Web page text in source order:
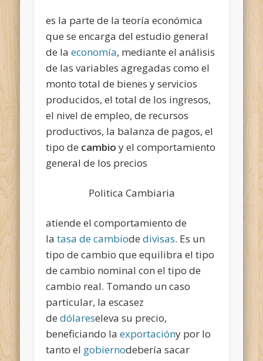
es la parte de la teoría económica
que se encarga del estudio general
de laeconomía, mediante el análisis
de las variables agregadas como el
monto total de bienes y servicios
producidos, el total de los ingresos,
el nivel de empleo, de recursos
productivos, la balanza de pagos, el
tipo de cambio y el comportamiento
general de los precios
Politica Cambiaria
atiende el comportamiento de
latasa de cambiodedivisas. Es un
tipo de cambio que equilibra el tipo
de cambio nominal con el tipo de
cambio real. Tomando un caso
particular, la escasez
dedólareseleva su precio,
beneficiando laexportacióny por lo
tanto el gobiernodebería sacar